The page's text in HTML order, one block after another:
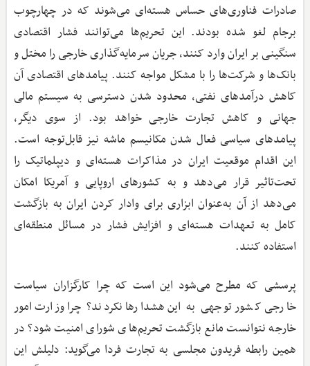
صادرات فناوری‌های حساس هسته‌ای می‌شوند که در چهارچوب
برجام لغو شده بودند. این تحریم‌ها می‌توانند فشار اقتصادی
سنگینی بر ایران وارد کنند، جریان سرمایه‌گذاری خارجی را مختل و
بانک‌ها و شرکت‌ها را با مشکل مواجه کنند. پیامدهای اقتصادی آن
کاهش درآمدهای نفتی، محدود شدن دسترسی به سیستم مالی
جهانی و کاهش تجارت خارجی خواهد بود. از سوی دیگر،
پیامدهای سیاسی فعال شدن مکانیسم ماشه نیز قابل‌توجه است.
این اقدام موقعیت ایران در مذاکرات هسته‌ای و دیپلماتیک را
تحت‌تاثیر قرار می‌دهد و به کشورهای اروپایی و آمریکا امکان
می‌دهد از آن به‌عنوان ابزاری برای وادار کردن ایران به بازگشت
کامل به تعهدات هسته‌ای و افزایش فشار در مسائل منطقه‌ای
استفاده کنند.
پرسشی که مطرح می‌شود این است که چرا کارگزاران سیاست
خارجی کشور توجهی به این هشدارها نکردند؟ چرا وزارت امور
خارجه نتوانست مانع بازگشت تحریم‌های شورای امنیت شود؟ در
همین رابطه فریدون مجلسی به تجارت فردا می‌گوید: دلیلش این